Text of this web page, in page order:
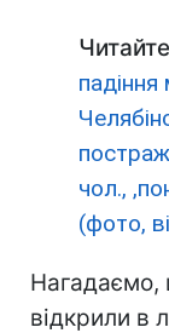
чол.,
(фото,
Нагадаємо,
відкрили в